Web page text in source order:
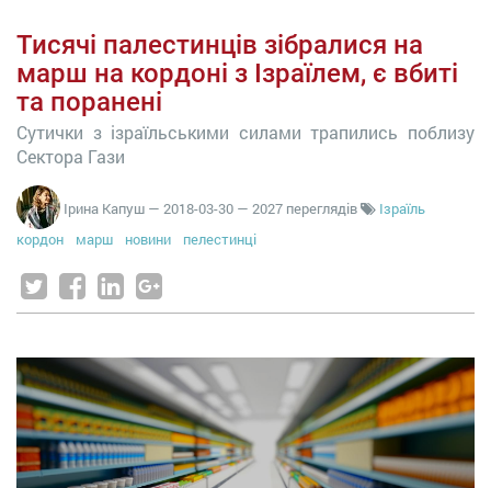
Тисячі палестинців зібралися на
марш на кордоні з Ізраїлем, є вбиті
та поранені
Сутички з ізраїльськими силами трапились поблизу
Сектора Гази
Ірина Капуш — 2018-03-30 — 2027 переглядів
Ізраїль
кордон
марш новини пелестинці